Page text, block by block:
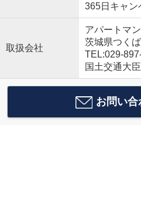
365日キャン
取扱会社
アパートマ
茨城県つく
TEL:029-
国土交通大
お問い合